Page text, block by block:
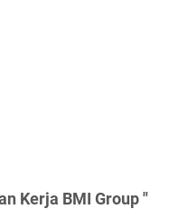
Kerja BMI Group "